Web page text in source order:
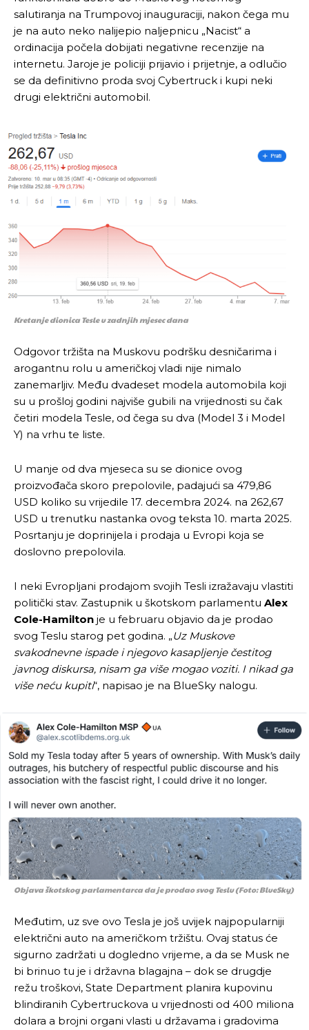
Pusti priču da živi!
Pusti priču da živi!
salutiranja na Trumpovoj inauguraciji, nakon čega mu
je na auto neko nalijepio naljepnicu „Nacist“ a
ordinacija počela dobijati negativne recenzije na
internetu. Jaroje je policiji prijavio i prijetnje, a odlučio
se da definitivno proda svoj Cybertruck i kupi neki
drugi električni automobil.
Kretanje dionica Tesle u zadnjih mjesec dana
Odgovor tržišta na Muskovu podršku desničarima i
arogantnu rolu u američkoj vladi nije nimalo
zanemarljiv. Među dvadeset modela automobila koji
su u prošloj godini najviše gubili na vrijednosti su čak
četiri modela Tesle, od čega su dva (Model 3 i Model
Y) na vrhu te liste.
U manje od dva mjeseca su se dionice ovog
proizvođača skoro prepolovile, padajući sa 479,86
USD koliko su vrijedile 17. decembra 2024. na 262,67
USD u trenutku nastanka ovog teksta 10. marta 2025.
Posrtanju je doprinijela i prodaja u Evropi koja se
doslovno prepolovila.
I neki Evropljani prodajom svojih Tesli izražavaju vlastiti
politički stav. Zastupnik u škotskom parlamentu Alex
Cole-Hamilton je u februaru objavio da je prodao
svog Teslu starog pet godina. „Uz Muskove
svakodnevne ispade i njegovo kasapljenje čestitog
javnog diskursa, nisam ga više mogao voziti. I nikad ga
više neću kupiti“, napisao je na BlueSky nalogu.
Objava škotskog parlamentarca da je prodao svog Teslu (Foto: BlueSky)
Međutim, uz sve ovo Tesla je još uvijek najpopularniji
električni auto na američkom tržištu. Ovaj status će
sigurno zadržati u dogledno vrijeme, a da se Musk ne
bi brinuo tu je i državna blagajna – dok se drugdje
režu troškovi, State Department planira kupovinu
blindiranih Cybertruckova u vrijednosti od 400 miliona
dolara a brojni organi vlasti u državama i gradovima